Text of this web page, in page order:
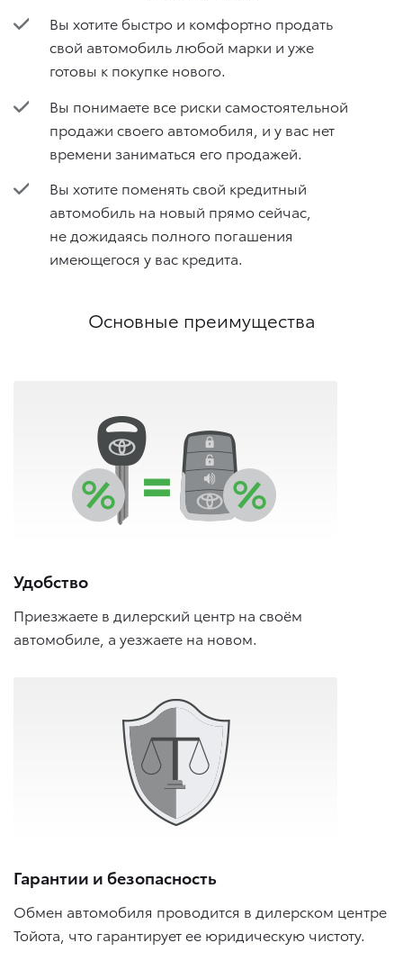
Вы хотите быстро и комфортно продать
свой автомобиль любой марки и уже
готовы к покупке нового.
Вы понимаете все риски самостоятельной
продажи своего автомобиля, и у вас нет
времени заниматься его продажей.
Вы хотите поменять свой кредитный
автомобиль на новый прямо сейчас,
не дожидаясь полного погашения
имеющегося у вас кредита.
Основные преимущества
Удобство
Приезжаете в дилерский центр на своём
автомобиле, а уезжаете на новом.
Гарантии и безопасность
Обмен автомобиля проводится в дилерском центре
Тойота, что гарантирует ее юридическую чистоту.